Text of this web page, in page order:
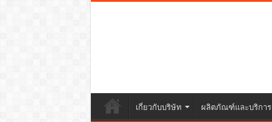
เกี่ยวกับบริษัท ผลิตภัณฑ์และบริการ